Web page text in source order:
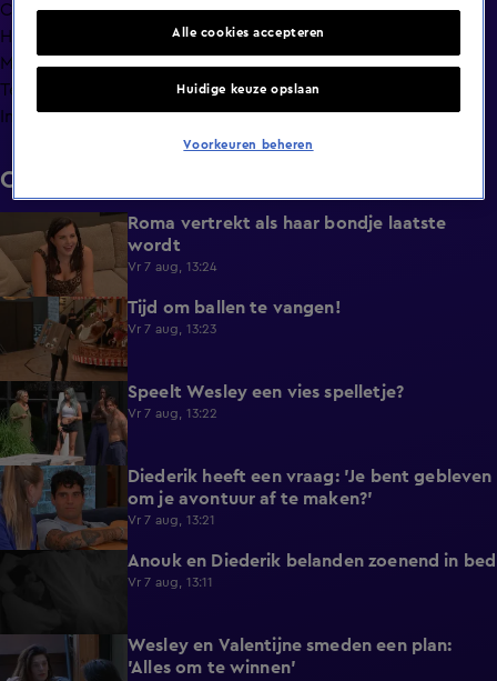
Clips
Hoe is het nu met?
Macdate met Nick Eshuis
Terugblik
Info
Clips
Roma vertrekt als haar bondje laatste
wordt
Vr 7 aug, 13:24
Tijd om ballen te vangen!
Vr 7 aug, 13:23
0:48 Speelt Wesley een vies spelletje?
Vr 7 aug, 13:22
0:37
Diederik heeft een vraag: 'Je bent gebleven
om je avontuur af te maken?'
Vr 7 aug, 13:21
Anouk en Diederik belanden zoenend in bed
Vr 7 aug, 13:11
0:26
Wesley en Valentijne smeden een plan:
'Alles om te winnen'
Alle cookies accepteren
Huidige keuze opslaan
Voorkeuren beheren